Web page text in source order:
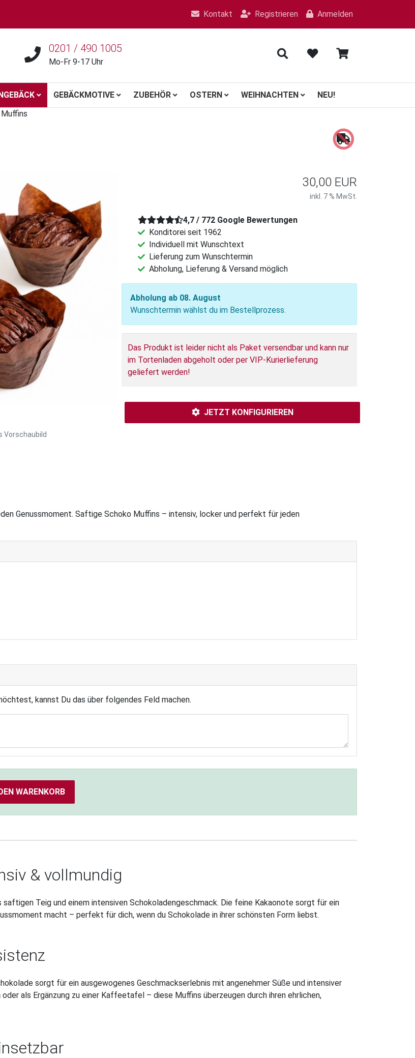
Kontakt Registrieren Anmelden
0201 / 490 1005
Mo-Fr 9-17 Uhr
GEBÄCKMOTIVE ZUBEHÖR OSTERN WEIHNACHTEN
NEU!
Vorschaubild
30,00 EUR
inkl. 7 % MwSt.
4,7 / 772 Google Bewertungen
Konditorei seit 1962
Individuell mit Wunschtext
Lieferung zum Wunschtermin
Abholung, Lieferung & Versand möglich
Abholung ab 08. August
Wunschtermin wählst du im Bestellprozess.
Das Produkt ist leider nicht als Paket versendbar und kann nur
im Tortenladen abgeholt oder per VIP-Kurierlieferung
geliefert werden!
JETZT KONFIGURIEREN
Genussmoment. Saftige Schoko Muffins – intensiv, locker und perfekt für jeden
kannst Du das über folgendes Feld machen.
WARENKORB
& vollmundig
Teig und einem intensiven Schokoladengeschmack. Die feine Kakaonote sorgt für ein
macht – perfekt für dich, wenn du Schokolade in ihrer schönsten Form liebst.
sorgt für ein ausgewogenes Geschmackserlebnis mit angenehmer Süße und intensiver
als Ergänzung zu einer Kaffeetafel – diese Muffins überzeugen durch ihren ehrlichen,